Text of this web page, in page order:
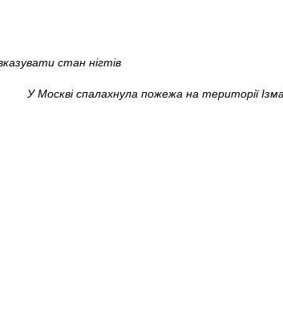
стан нігтів
У Москві спалахнула пожежа на території